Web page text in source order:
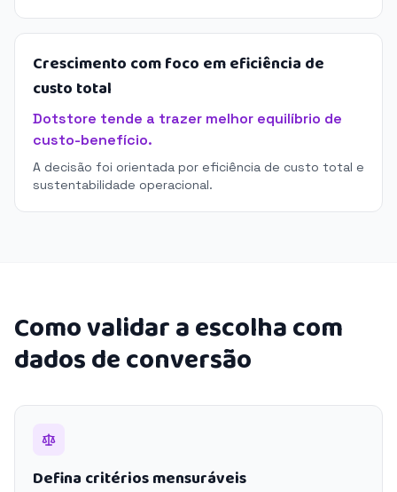
Crescimento com foco em eficiência de
custo total
Dotstore tende a trazer melhor equilíbrio de
custo-benefício.
A decisão foi orientada por eficiência de custo total e
sustentabilidade operacional.
Como validar a escolha com
dados de conversão
Defina critérios mensuráveis